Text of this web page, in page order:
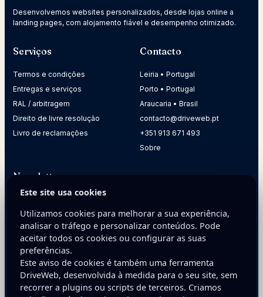
Desenvolvemos websites personalizados, desde lojas online a
landing pages, com alojamento fiável e desempenho otimizado.
Serviços
Termos e condições
Entregas e serviços
RAL / arbitragem
Direito de livre resolução
Livro de reclamações
Contacto
Leiria • Portugal
Porto • Portugal
Araucaria • Brasil
contacto@driveweb.pt
+351 913 671 493
Sobre
Newsletter
sua empresa.
E-mail
Este site usa cookies
Utilizamos cookies para melhorar a sua experiência,
analisar o tráfego e personalizar conteúdos. Pode
aceitar todos os cookies ou configurar as suas
preferências.
Este aviso de cookies é também uma ferramenta
DriveWeb, desenvolvida à medida para o seu site, sem
recorrer a plugins ou scripts de terceiros. Criamos